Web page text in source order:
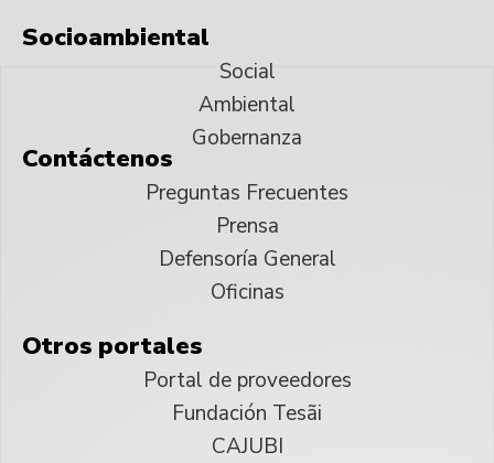
Socioambiental
Social
Ambiental
Gobernanza
Contáctenos
Preguntas Frecuentes
Prensa
Defensoría General
Oficinas
Otros portales
Portal de proveedores
Fundación Tesãi
CAJUBI